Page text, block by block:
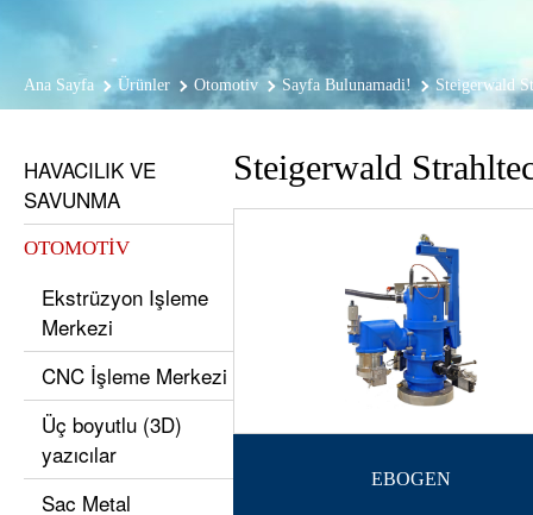
Ana Sayfa Ürünler Otomotiv Sayfa Bulunamadi! Steigerwald
Steigerwald
EBOGEN
HAVACILIK VE
SAVUNMA
OTOMOTİV
Ekstrüzyon Işleme
Merkezi
CNC İşleme Merkezi
Üç boyutlu (3D)
yazıcılar
Sac Metal